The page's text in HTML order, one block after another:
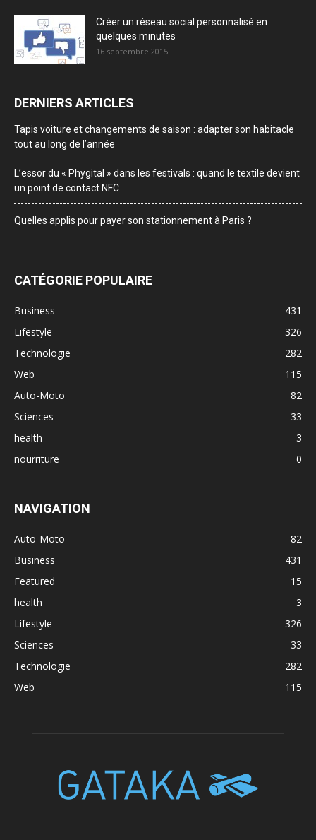
Créer un réseau social personnalisé en
quelques minutes
16 septembre 2015
DERNIERS ARTICLES
Tapis voiture et changements de saison : adapter son habitacle
tout au long de l’année
L’essor du « Phygital » dans les festivals : quand le textile devient
un point de contact NFC
Quelles applis pour payer son stationnement à Paris ?
CATÉGORIE POPULAIRE
Business
431
Lifestyle
326
Technologie
282
Web
115
Auto-Moto
82
Sciences
33
health
3
nourriture
0
NAVIGATION
Auto-Moto
82
Business
431
Featured
15
health
3
Lifestyle
326
Sciences
33
Technologie
282
Web
115